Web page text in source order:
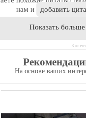
нам и
добавить
Показать больше
На основе ваших